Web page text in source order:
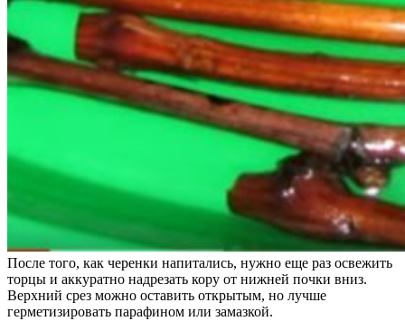
После того, как черенки напитались, нужно еще раз освежить
торцы и аккуратно надрезать кору от нижней почки вниз.
Верхний срез можно оставить открытым, но лучше
герметизировать парафином или замазкой.